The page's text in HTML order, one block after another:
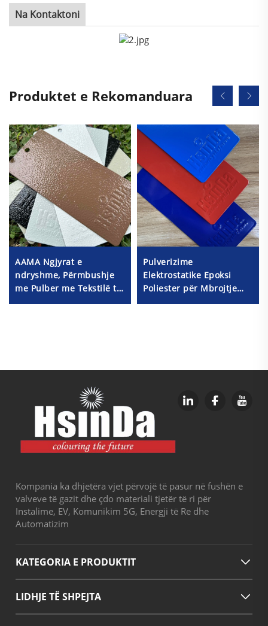
Na Kontaktoni
Produktet e Rekomanduara
AAMA Ngjyrat e
ndryshme, Përmbushje
me Pulber me Tekstilë të
Pulverizime
Elektrostatike Epoksi
Poliester për Mbrojtje
Kompania ka dhjetëra vjet përvojë të pasur në fushën e
valveve të gazit dhe çdo materiali tjetër të ri për
Instalime, EV, Komunikim 5G, Energji të Re dhe
Automatizim
KATEGORIA E PRODUKTIT
LIDHJE TË SHPEJTA